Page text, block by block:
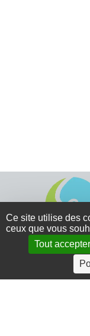
4 rue Crec’h-
22810 Belle
Ce site utilise des
ceux que vous
Tout accepter